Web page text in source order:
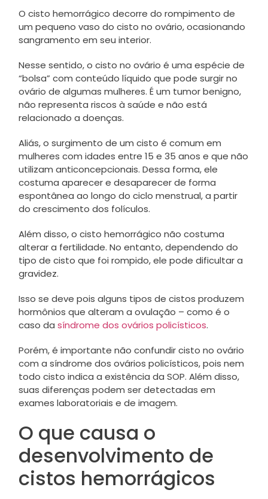
O cisto hemorrágico decorre do rompimento de
um pequeno vaso do cisto no ovário, ocasionando
sangramento em seu interior.
Nesse sentido, o cisto no ovário é uma espécie de
“bolsa” com conteúdo líquido que pode surgir no
ovário de algumas mulheres. É um tumor benigno,
não representa riscos à saúde e não está
relacionado a doenças.
Aliás, o surgimento de um cisto é comum em
mulheres com idades entre 15 e 35 anos e que não
utilizam anticoncepcionais. Dessa forma, ele
costuma aparecer e desaparecer de forma
espontânea ao longo do ciclo menstrual, a partir
do crescimento dos folículos.
Além disso, o cisto hemorrágico não costuma
alterar a fertilidade. No entanto, dependendo do
tipo de cisto que foi rompido, ele pode dificultar a
gravidez.
Isso se deve pois alguns tipos de cistos produzem
hormônios que alteram a ovulação – como é o
caso da síndrome dos ovários policísticos.
Porém, é importante não confundir cisto no ovário
com a síndrome dos ovários policísticos, pois nem
todo cisto indica a existência da SOP. Além disso,
suas diferenças podem ser detectadas em
exames laboratoriais e de imagem.
O que causa o
desenvolvimento de
cistos hemorrágicos